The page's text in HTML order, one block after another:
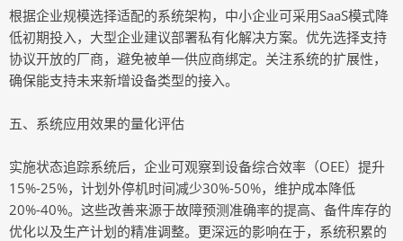
根据企业规模选择适配的系统架构，中小企业可采用SaaS模式降
低初期投入，大型企业建议部署私有化解决方案。优先选择支持
协议开放的厂商，避免被单一供应商绑定。关注系统的扩展性，
确保能支持未来新增设备类型的接入。
五、系统应用效果的量化评估
实施状态追踪系统后，企业可观察到设备综合效率（OEE）提升
15%-25%，计划外停机时间减少30%-50%，维护成本降低
20%-40%。这些改善来源于故障预测准确率的提高、备件库存的
优化以及生产计划的精准调整。更深远的影响在于，系统积累的